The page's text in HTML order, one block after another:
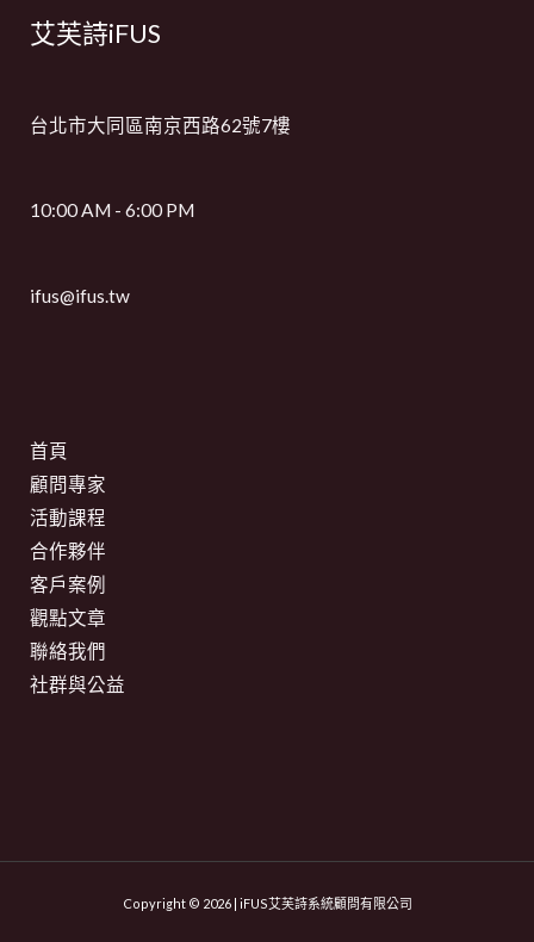
艾芙詩iFUS
台北市大同區南京西路62號7樓
10:00 AM - 6:00 PM
ifus@ifus.tw
首頁
顧問專家
活動課程
合作夥伴
客戶案例
觀點文章
聯絡我們
社群與公益
Copyright © 2026 | iFUS艾芙詩系統顧問有限公司